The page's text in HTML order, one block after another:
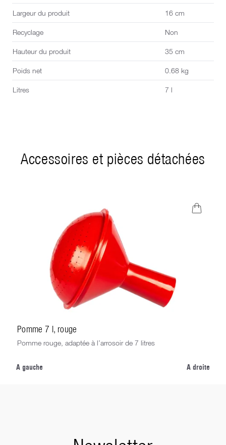
Largeur du produit 16 cm
Recyclage Non
Hauteur du produit 35 cm
Poids net 0.68 kg
Litres 7 l
Accessoires et pièces détachées
Pomme 7 l, rouge
Pomme rouge, adaptée à l’arrosoir de 7 litres
A gauche A droite